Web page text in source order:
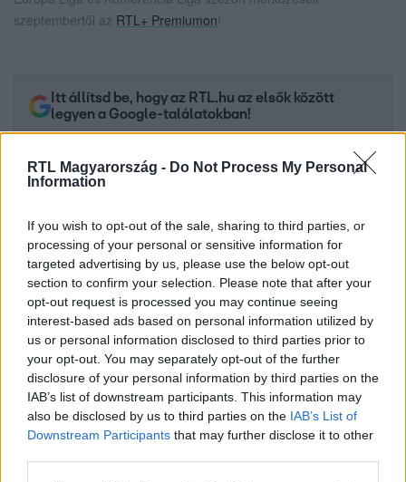
RTL Magyarország - Do Not Process My Personal
Information
If you wish to opt-out of the sale, sharing to third parties, or
processing of your personal or sensitive information for
targeted advertising by us, please use the below opt-out
section to confirm your selection. Please note that after your
opt-out request is processed you may continue seeing
interest-based ads based on personal information utilized by
us or personal information disclosed to third parties prior to
your opt-out. You may separately opt-out of the further
disclosure of your personal information by third parties on the
IAB’s list of downstream participants. This information may
also be disclosed by us to third parties on the IAB’s List of
Downstream Participants that may further disclose it to other
szeptembertől az RTL+ Premiumon
Itt állítsd be, hogy az RTL.hu az elsők között
legyen a Google-találatokban!
Kövess minket, és értesülj a friss hírekről a
Facebookon is!
Követem